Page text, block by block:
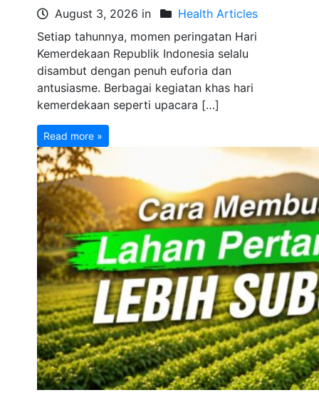
August 3, 2026 in
Health Articles
Setiap tahunnya, momen peringatan Hari
Kemerdekaan Republik Indonesia selalu
disambut dengan penuh euforia dan
antusiasme. Berbagai kegiatan khas hari
kemerdekaan seperti upacara […]
Read more »